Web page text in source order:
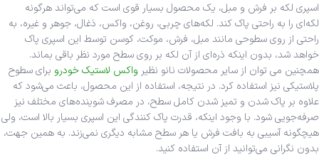
اسپری لکه بر فرش و مبل، یک محصول بسیار قوی است که می‌تواند هرگونه
لکه‌ای را به راحتی پاک کند. لکه‌های چربی، روغن، واکس، ذغال، جوهر و غیره، به
راحتی از روی سطوحی مانند مبل، فرش، موکت، کوسن توسط این اسپری پاک
خواهد شد، بدون اینکه ذره‌ای از آن لکه بر روی سطح مورد نظر باقی بماند.
همچنین می توان از سایر محصولات نانو نظیر واکس لاستیک خودرو برای سطوح
پلاستیکی نیز استفاده کرد. در نتیجه، استفاده از این محصول، باعث می‌شود که
علاوه بر پاک شدن و تمیز شدن کامل سطح، در مصرف شوینده‌های مختلف نیز
صرفه‌جویی شود. با وجود اینکه، قدرت پاک کنندگی این اسپری بسیار بالا است، ولی
هیچگونه آسیبی به بافت فرش یا هر سطح مشابه دیگری نمی‌زند. به همین جهت،
بدون نگرانی می‌توانید از آن استفاده کنید.